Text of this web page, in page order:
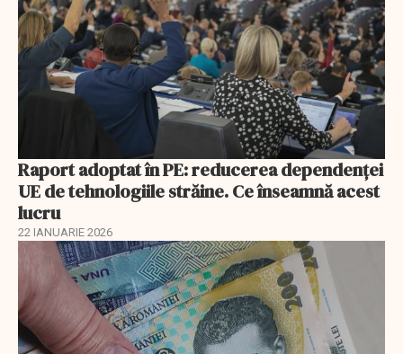
Raport adoptat în PE: reducerea dependenței
UE de tehnologiile străine. Ce înseamnă acest
lucru
22 IANUARIE 2026